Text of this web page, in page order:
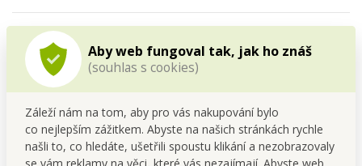
Aby web fungoval tak, jak ho znáš
(souhlas s cookies)
Záleží nám na tom, aby pro vás nakupování bylo
co nejlepším zážitkem. Abyste na našich stránkách rychle
našli to, co hledáte, ušetřili spoustu klikání a nezobrazovaly
Údržba
Stačí otřít vlhkým hadříkem nebo opláchnout vodou.
Nevystavujte přímému ohni nebo extrémnímu zatížení.
FAQ – nejčastější dotazy